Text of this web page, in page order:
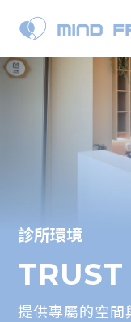
診所環境
TRUST
提供專屬的空間